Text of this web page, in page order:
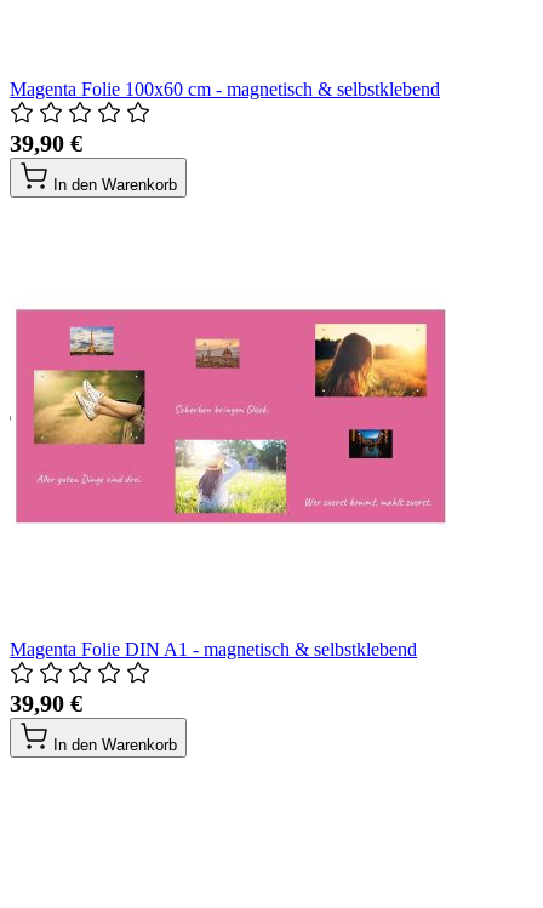
Magenta Folie 100x60 cm - magnetisch & selbstklebend
39,90 €
In den Warenkorb
Magenta Folie DIN A1 - magnetisch & selbstklebend
39,90 €
In den Warenkorb